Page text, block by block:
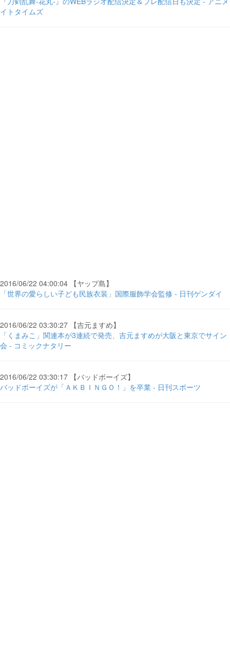
イトタイムズ
2016/06/22 04:00:04 【ヤップ島】
「世界の愛らしい子ども民族衣装」国際服飾学会監修 - 日刊ゲンダイ
2016/06/22 03:30:27 【吉元ますめ】
「くまみこ」関連本が3連続で発売、吉元ますめが大阪と東京でサイン
会 - コミックナタリー
2016/06/22 03:30:17 【バッドボーイズ】
バッドボーイズが「ＡＫＢＩＮＧＯ！」を卒業 - 日刊スポーツ